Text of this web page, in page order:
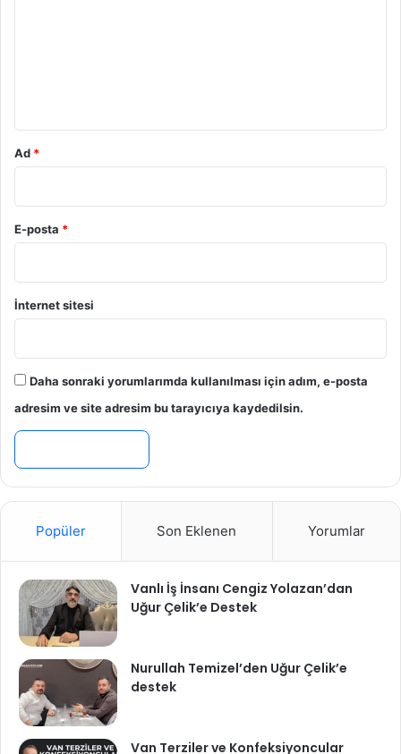
Ad *
E-posta *
İnternet sitesi
Daha sonraki yorumlarımda kullanılması için adım, e-posta
adresim ve site adresim bu tarayıcıya kaydedilsin.
Popüler Son Eklenen Yorumlar
Vanlı İş İnsanı Cengiz Yolazan’dan
Uğur Çelik’e Destek
Nurullah Temizel’den Uğur Çelik’e
destek
Van Terziler ve Konfeksiyoncular